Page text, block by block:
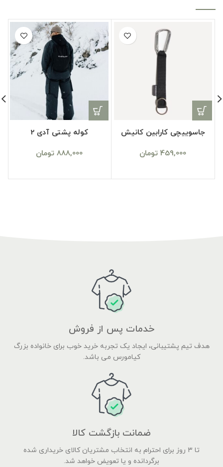
جاسوییچی کارابین کانیش
459,000 تومان
کوله پشتی آدی 2
888,000 تومان
خدمات پس از فروش
هدف تیم پشتیبانی، ایجاد یک تجربه خرید خوب برای خانواده بزرگ
کیامورس می باشد.
ضمانت بازگشت کالا
تا ۳ روز برای احترام به انتخاب مشتریان کالای خریداری شده
برگردانده و یا تعویض خواهد شد.